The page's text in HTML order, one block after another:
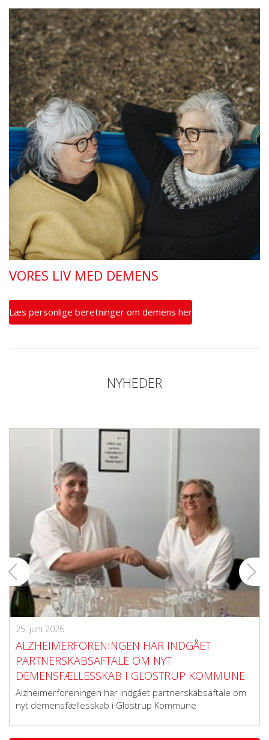
VORES LIV MED DEMENS
Læs personlige beretninger om demens her
NYHEDER
25. juni 2026
ALZHEIMERFORENINGEN HAR INDGÅET
PARTNERSKABSAFTALE OM NYT
DEMENSFÆLLESSKAB I GLOSTRUP KOMMUNE
Alzheimerforeningen har indgået partnerskabsaftale om
nyt demensfællesskab i Glostrup Kommune